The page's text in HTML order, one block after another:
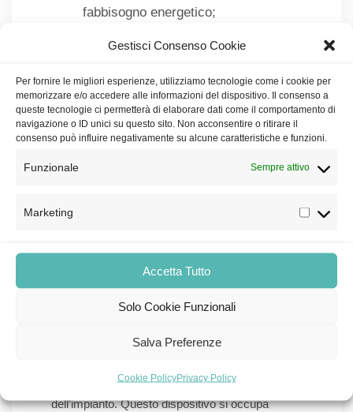
Gestisci Consenso Cookie
Per fornire le migliori esperienze, utilizziamo tecnologie come i cookie per
memorizzare e/o accedere alle informazioni del dispositivo. Il consenso a
queste tecnologie ci permetterà di elaborare dati come il comportamento di
navigazione o ID unici su questo sito. Non acconsentire o ritirare il
consenso può influire negativamente su alcune caratteristiche e funzioni.
Funzionale Sempre attivo
Marketing
Accetta Tutto
Solo Cookie Funzionali
Salva Preferenze
Cookie PolicyPrivacy Policy
fabbisogno energetico;
Riduce la richiesta di corrente dalla
Consente di risparmiare i costi
energetici in bolletta;
Incrementa la quota di energia solare
Il nucleo centrale di tutto il sistema è
La ricarica delle batterie avviene attraverso un
tensione della corrente in base alle necessità
dell’impianto. Questo dispositivo si occupa